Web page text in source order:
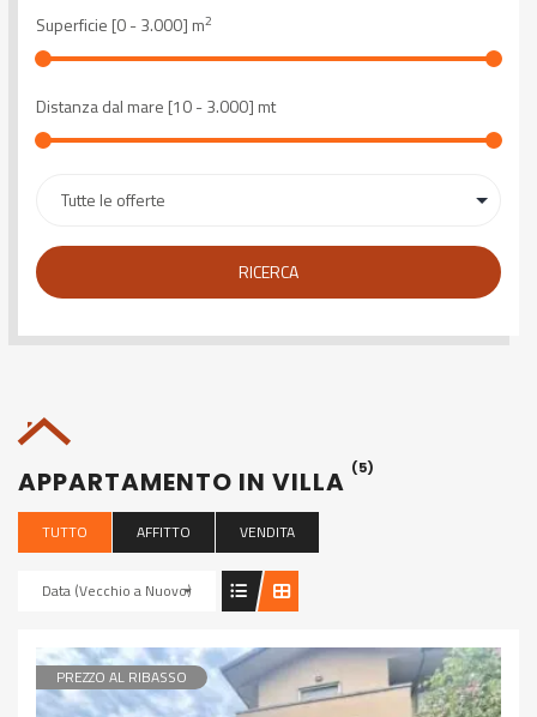
Superficie [0-3.000] m2
Distanza dal mare [10-3.000] mt
RICERCA
APPARTAMENTO IN VILLA (5)
TUTTO AFFITTO VENDITA
Data (Vecchio a Nuovo)
PREZZO AL RIBASSO